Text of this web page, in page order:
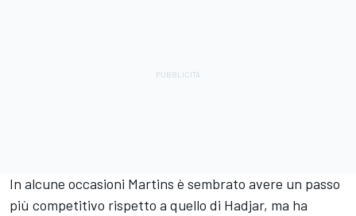
In alcune occasioni Martins è sembrato avere un passo
più competitivo rispetto a quello di Hadjar, ma ha